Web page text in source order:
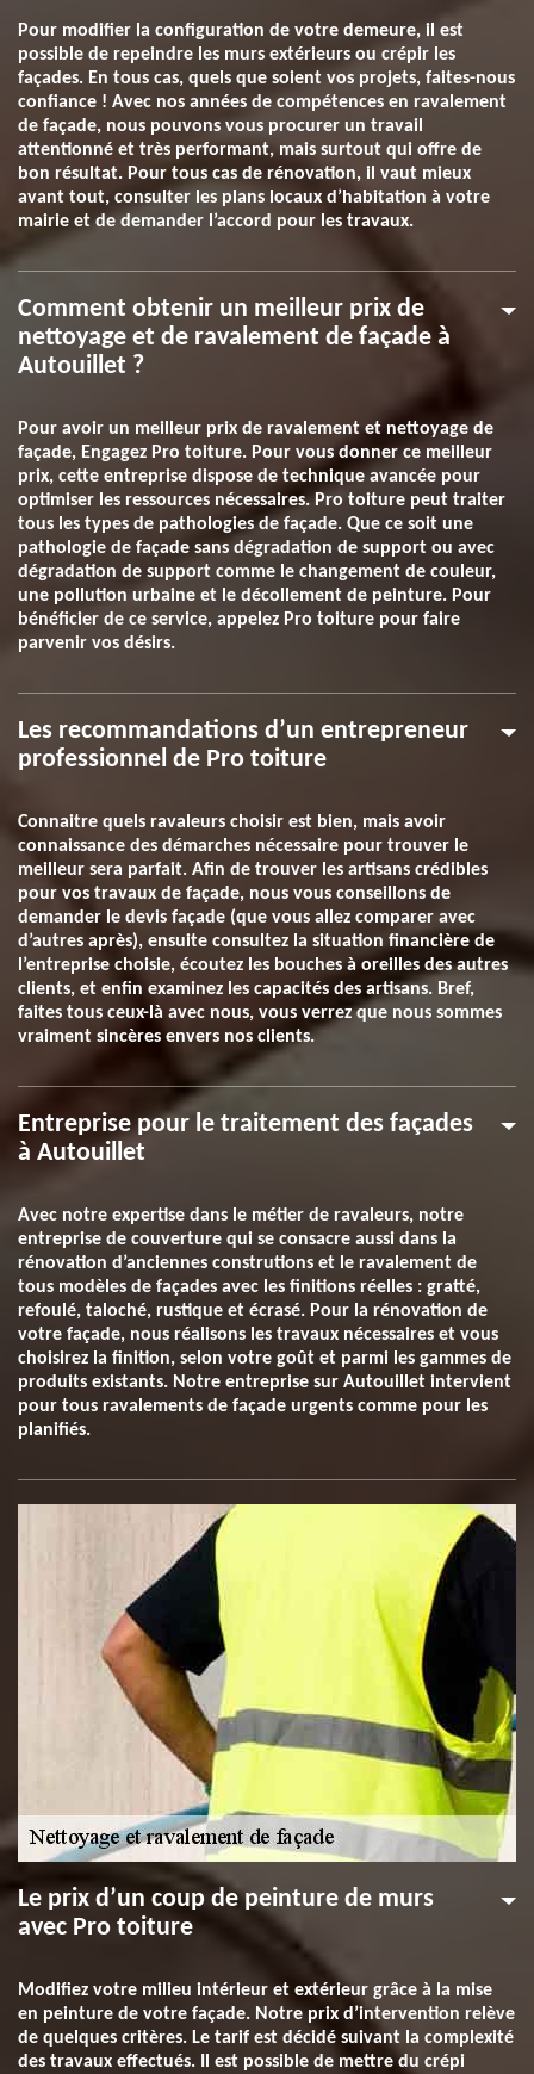
Pour modifier la configuration de votre demeure, il est
possible de repeindre les murs extérieurs ou crépir les
façades. En tous cas, quels que soient vos projets, faites-nous
confiance ! Avec nos années de compétences en ravalement
de façade, nous pouvons vous procurer un travail
attentionné et très performant, mais surtout qui offre de
bon résultat. Pour tous cas de rénovation, il vaut mieux
avant tout, consulter les plans locaux d’habitation à votre
mairie et de demander l’accord pour les travaux.
Comment obtenir un meilleur prix de
nettoyage et de ravalement de façade à
Autouillet ?
Pour avoir un meilleur prix de ravalement et nettoyage de
façade, Engagez Pro toiture. Pour vous donner ce meilleur
prix, cette entreprise dispose de technique avancée pour
optimiser les ressources nécessaires. Pro toiture peut traiter
tous les types de pathologies de façade. Que ce soit une
pathologie de façade sans dégradation de support ou avec
dégradation de support comme le changement de couleur,
une pollution urbaine et le décollement de peinture. Pour
bénéficier de ce service, appelez Pro toiture pour faire
parvenir vos désirs.
Les recommandations d’un entrepreneur
professionnel de Pro toiture
Connaitre quels ravaleurs choisir est bien, mais avoir
connaissance des démarches nécessaire pour trouver le
meilleur sera parfait. Afin de trouver les artisans crédibles
pour vos travaux de façade, nous vous conseillons de
demander le devis façade (que vous allez comparer avec
d’autres après), ensuite consultez la situation financière de
l’entreprise choisie, écoutez les bouches à oreilles des autres
clients, et enfin examinez les capacités des artisans. Bref,
faites tous ceux-là avec nous, vous verrez que nous sommes
vraiment sincères envers nos clients.
Entreprise pour le traitement des façades
à Autouillet
Avec notre expertise dans le métier de ravaleurs, notre
entreprise de couverture qui se consacre aussi dans la
rénovation d’anciennes construtions et le ravalement de
tous modèles de façades avec les finitions réelles : gratté,
refoulé, taloché, rustique et écrasé. Pour la rénovation de
votre façade, nous réalisons les travaux nécessaires et vous
choisirez la finition, selon votre goût et parmi les gammes de
produits existants. Notre entreprise sur Autouillet intervient
pour tous ravalements de façade urgents comme pour les
planifiés.
Le prix d’un coup de peinture de murs
avec Pro toiture
Modifiez votre milieu intérieur et extérieur grâce à la mise
en peinture de votre façade. Notre prix d’intervention relève
de quelques critères. Le tarif est décidé suivant la complexité
des travaux effectués. Il est possible de mettre du crépi